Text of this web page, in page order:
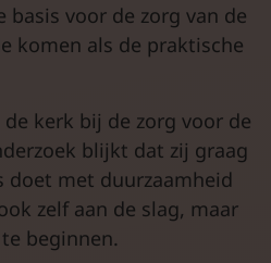
basis voor de zorg van de
komen als de praktische
kerk bij de zorg voor de
blijkt dat zij graag
doet met duurzaamheid
zelf aan de slag, maar
beginnen.